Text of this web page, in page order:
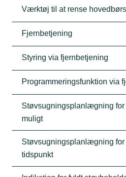
Værktøj til at rense
Fjernbetjening
Styring via fjernbetjening
Programmeringsfunktion via
Støvsugningsplanlægning for
muligt
Støvsugningsplanlægning for
tidspunkt